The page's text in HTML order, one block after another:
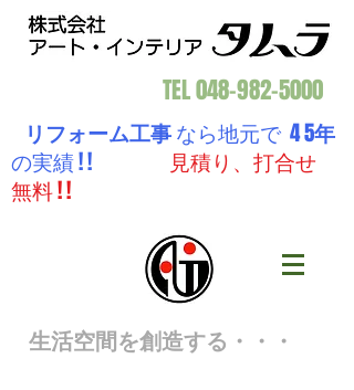
TEL048-982-5000
リフォーム工事なら地元で 4 5年
の実績 ! !
見積り、打合せ
無料 ! !
生活空間を創造する・・・